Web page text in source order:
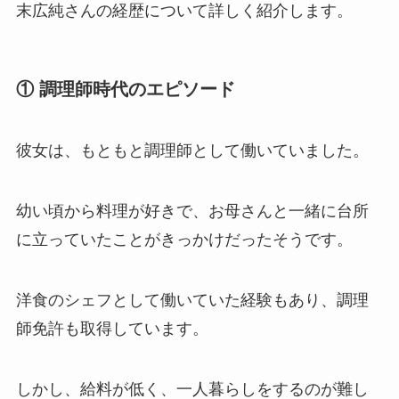
末広純さんの経歴について詳しく紹介します。
① 調理師時代のエピソード
彼女は、もともと調理師として働いていました。
幼い頃から料理が好きで、お母さんと一緒に台所
に立っていたことがきっかけだったそうです。
洋食のシェフとして働いていた経験もあり、調理
師免許も取得しています。
しかし、給料が低く、一人暮らしをするのが難し